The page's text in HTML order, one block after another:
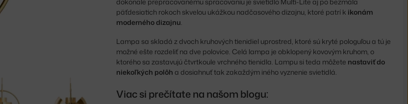
päťdesiatich rokoch skvelou ukážkou nadčasového dizajnu, ktoré patrí k ikonám
moderného dizajnu
Lampa sa skladá z dvoch kruhových tienidiel uprostred, ktoré sú kryté pologuľou a tú je
možné ešte rozdeliť na dve polovice. Celá lampa je obklopený kovovým kruhom, o
ktorého sa zastavujú čtvrtkoule vrchného tienidla. Lampu si teda môžete nastaviť do
niekoľkých polôh a dosiahnuť tak zakaždým iného vyznenie svietidlá.
Viac si prečítate na našom blogu: